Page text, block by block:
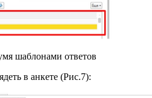
шаблонами ответов
в анкете (Рис.7):